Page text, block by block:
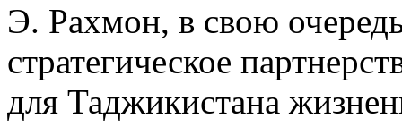
Э. Рахмон, в свою
стратегическое
для Таджикистана